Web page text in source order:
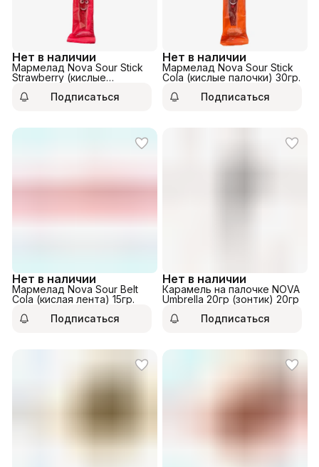
Нет в наличии
Мармелад Nova Sour Stick
Strawberry (кислые
Подписаться
Нет в наличии
Мармелад Nova Sour Stick
Cola (кислые палочки) 30гр.
Подписаться
Нет в наличии
Мармелад Nova Sour Belt
Cola (кислая лента) 15гр.
Подписаться
Нет в наличии
Карамель на палочке NOVA
Umbrella 20гр (зонтик) 20гр
Подписаться